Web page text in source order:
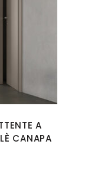
A
CANAPA